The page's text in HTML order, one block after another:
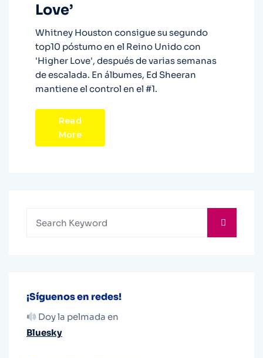
Love’
Whitney Houston consigue su segundo
top10 póstumo en el Reino Unido con
'Higher Love', después de varias semanas
de escalada. En álbumes, Ed Sheeran
mantiene el control en el #1.
Read
More
¡Síguenos en redes!
Doy la pelmada en
Bluesky